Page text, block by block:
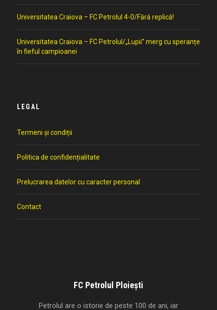
Universitatea Craiova – FC Petrolul 4-0/Fără replică!
Universitatea Craiova – FC Petrolul/„Lupii” merg cu speranțe
în fieful campioanei
LEGAL
Termeni și condiții
Politica de confidențialitate
Prelucrarea datelor cu caracter personal
Contact
FC Petrolul Ploiești
Petrolul are o istorie de peste 100 de ani, iar